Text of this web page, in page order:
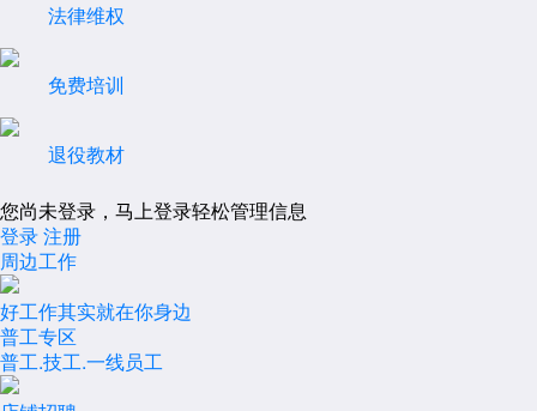
法律维权
免费培训
退役教材
您尚未登录，马上登录轻松管理信息
登录注册
周边工作
好工作其实就在你身边
普工专区
普工.技工.一线员工